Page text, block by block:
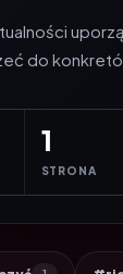
do
1
STRONA